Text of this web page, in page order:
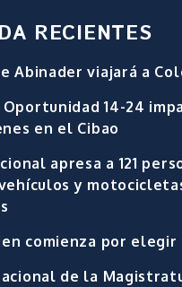
RECIENTES
Abinader viajará a
14-24
en el Cibao
apresa a 121
y
comienza por elegir
de la